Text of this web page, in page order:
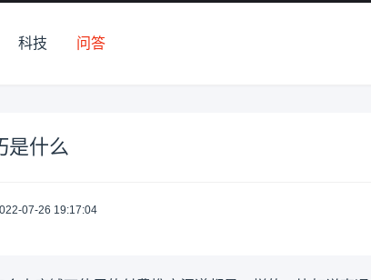
科技 问答
是什么
07-26 19:17:04